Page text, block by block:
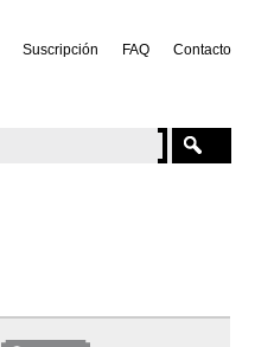
Suscripción FAQ Contacto